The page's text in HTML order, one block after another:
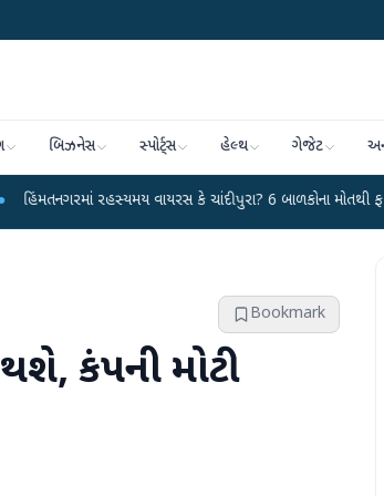
બિઝનેસ સ્પોર્ટ્સ હેલ્થ ગેજેટ
વાયરસ કે ચાંદીપુરા? 6 બાળકોના મોતથી ફફડાટ ●
Bookmark
કંપની મોટી